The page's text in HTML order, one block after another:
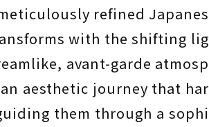
refined Japanes
with the shifting lig
avant-garde atmosp
aesthetic journey that har
them through a sophi